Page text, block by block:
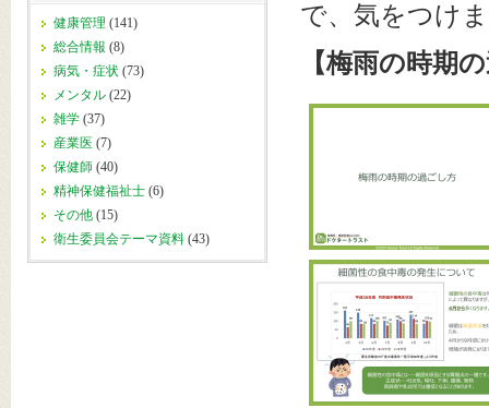
健康管理 (141)
総合情報 (8)
病気・症状 (73)
メンタル (22)
雑学 (37)
産業医 (7)
保健師 (40)
精神保健福祉士 (6)
その他 (15)
衛生委員会テーマ資料 (43)
で、気をつけ
【梅雨の時期